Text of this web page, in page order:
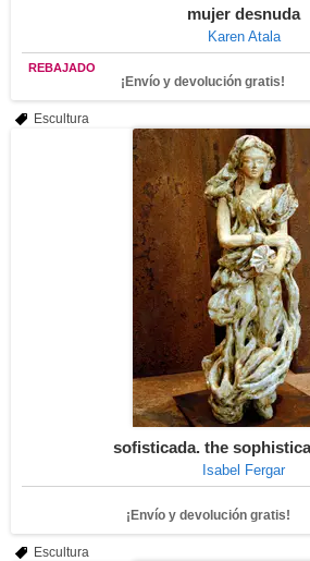
mujer desnuda
Karen Atala
REBAJADO
¡Envío y devolución gratis!
Escultura
sofisticada. the
Isabel Fergar
¡Envío y devolución gratis!
Escultura